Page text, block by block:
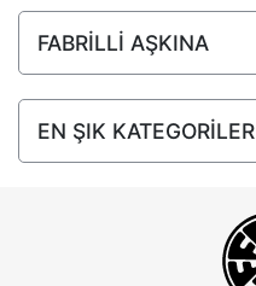
FABRİLLİ AŞKINA
EN ŞIK KATEGORİLER